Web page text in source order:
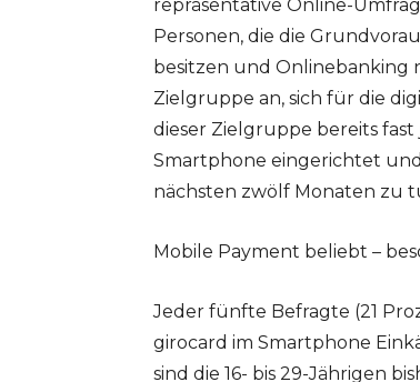
repräsentative Online-
Personen, die die
besitzen und Onlinebanking
Zielgruppe an, sich für die
dieser Zielgruppe bereits
Smartphone eingerichtet
nächsten zwölf Monaten zu
Mobile Payment beliebt –
Jeder fünfte Befragte (21
girocard im Smartphone
sind die 16- bis 29-Jährigen